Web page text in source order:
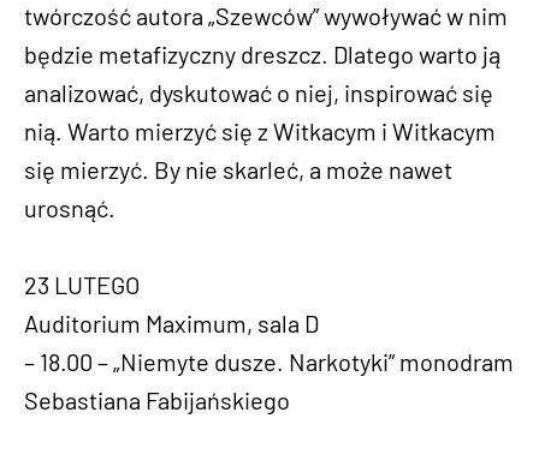
twórczość autora „Szewców” wywoływać w nim
będzie metafizyczny dreszcz. Dlatego warto ją
analizować, dyskutować o niej, inspirować się
nią. Warto mierzyć się z Witkacym i Witkacym
się mierzyć. By nie skarleć, a może nawet
urosnąć.
23 LUTEGO
Auditorium Maximum, sala D
– 18.00 – „Niemyte dusze. Narkotyki” monodram
Sebastiana Fabijańskiego